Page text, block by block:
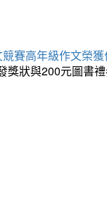
賽高年級作文榮
獎狀與200元圖書